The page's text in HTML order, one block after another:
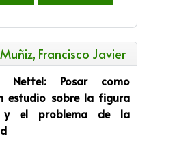
Francisco Javier
Nettel: Posar como
estudio sobre la figura
el problema de la